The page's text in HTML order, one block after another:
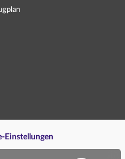
Einstellungen